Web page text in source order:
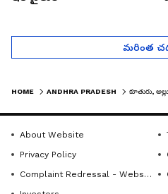
మరింత
HOME ANDHRA PRADESH
About Website
Privacy Policy
Complaint Redressal - Website